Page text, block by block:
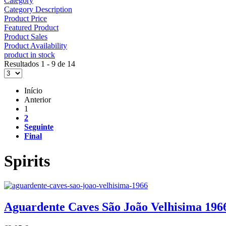
Category Description
Product Price
Featured Product
Product Sales
Product Availability
product in stock
Resultados 1 - 9 de 14
Início
Anterior
1
2
Seguinte
Final
Spirits
Aguardente Caves São João Velhisima